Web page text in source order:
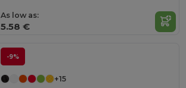
As low as:
5.58 €
-9%
+15